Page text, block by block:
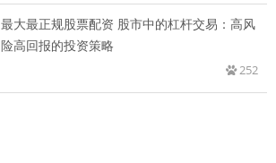
最大最正规股票配资 股市中的杠杆交易：高风
险高回报的投资策略
252